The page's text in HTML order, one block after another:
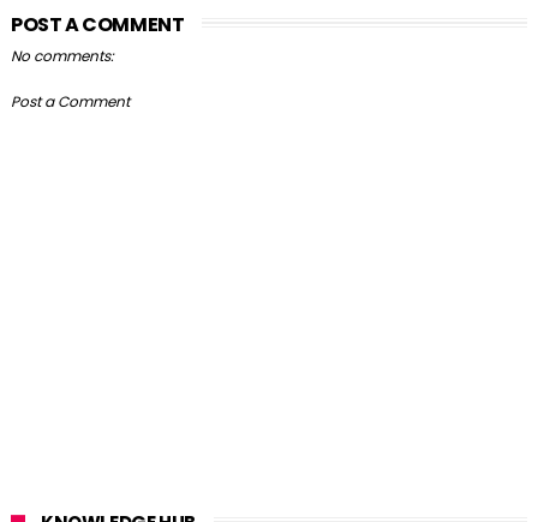
POST A COMMENT
No comments:
Post a Comment